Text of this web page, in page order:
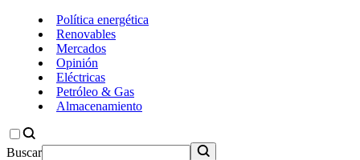
Política energética
Renovables
Mercados
Opinión
Eléctricas
Petróleo & Gas
Almacenamiento
Buscar